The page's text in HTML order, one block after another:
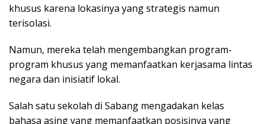
khusus karena lokasinya yang strategis namun
terisolasi.
Namun, mereka telah mengembangkan program-
program khusus yang memanfaatkan kerjasama lintas
negara dan inisiatif lokal.
Salah satu sekolah di Sabang mengadakan kelas
bahasa asing yang memanfaatkan posisinya yang